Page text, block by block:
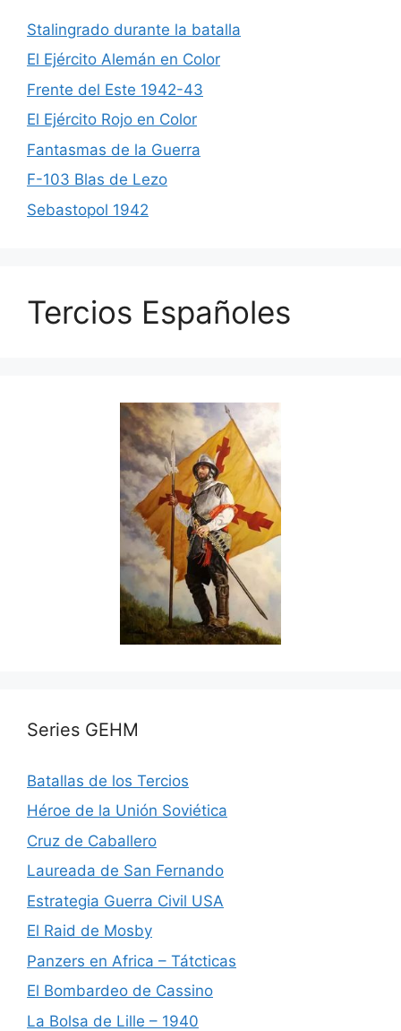
Stalingrado durante la batalla
El Ejército Alemán en Color
Frente del Este 1942-43
El Ejército Rojo en Color
Fantasmas de la Guerra
F-103 Blas de Lezo
Sebastopol 1942
Tercios Españoles
Series GEHM
Batallas de los Tercios
Héroe de la Unión Soviética
Cruz de Caballero
Laureada de San Fernando
Estrategia Guerra Civil USA
El Raid de Mosby
Panzers en Africa – Tátcticas
El Bombardeo de Cassino
La Bolsa de Lille – 1940